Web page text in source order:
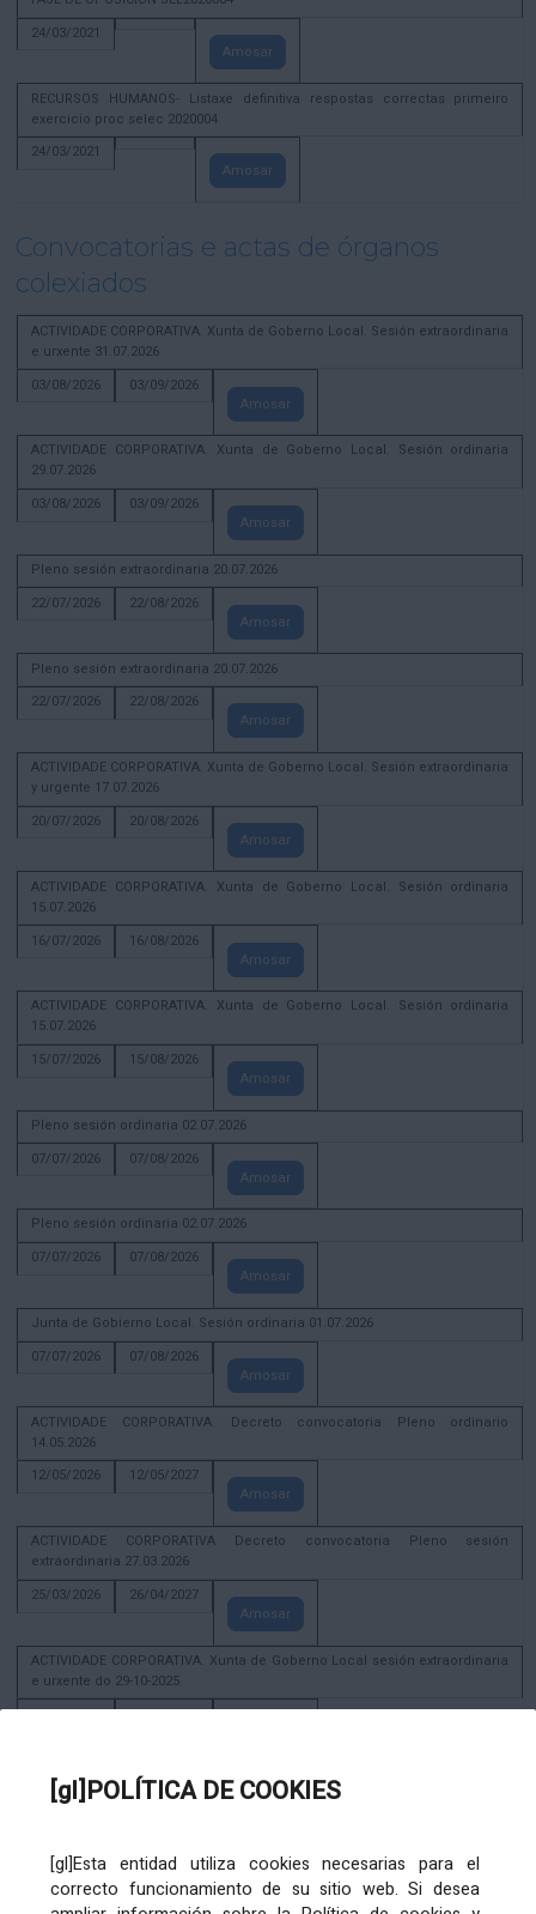
[gl]POLÍTICA DE COOKIES
[gl]Esta entidad utiliza cookies necesarias para el
correcto funcionamiento de su sitio web. Si desea
24/03/2021
Amosar
RECURSOS HUMANOS- Listaxe definitiva respostas correctas primeiro
exercicio proc selec 2020004
24/03/2021
Amosar
Convocatorias e actas de órganos
colexiados
ACTIVIDADE CORPORATIVA. Xunta de Goberno Local. Sesión extraordinaria
e urxente 31.07.2026
03/08/2026
03/09/2026
Amosar
ACTIVIDADE CORPORATIVA. Xunta de Goberno Local. Sesión ordinaria
29.07.2026
03/08/2026
03/09/2026
Amosar
Pleno sesión extraordinaria 20.07.2026
22/07/2026
22/08/2026
Amosar
Pleno sesión extraordinaria 20.07.2026
22/07/2026
22/08/2026
Amosar
ACTIVIDADE CORPORATIVA. Xunta de Goberno Local. Sesión extraordinaria
y urgente 17.07.2026
20/07/2026
20/08/2026
Amosar
ACTIVIDADE CORPORATIVA. Xunta de Goberno Local. Sesión ordinaria
15.07.2026
16/07/2026
16/08/2026
Amosar
ACTIVIDADE CORPORATIVA. Xunta de Goberno Local. Sesión ordinaria
15.07.2026
15/07/2026
15/08/2026
Amosar
Pleno sesión ordinaria 02.07.2026
07/07/2026
07/08/2026
Amosar
Pleno sesión ordinaria 02.07.2026
07/07/2026
07/08/2026
Amosar
Junta de Gobierno Local. Sesión ordinaria 01.07.2026
07/07/2026
07/08/2026
Amosar
ACTIVIDADE CORPORATIVA. Decreto convocatoria Pleno ordinario
14.05.2026
12/05/2026
12/05/2027
Amosar
ACTIVIDADE CORPORATIVA Decreto convocatoria Pleno sesión
extraordinaria 27.03.2026
25/03/2026
26/04/2027
Amosar
ACTIVIDADE CORPORATIVA. Xunta de Goberno Local sesión extraordinaria
e urxente do 29-10-2025
29/10/2025
29/11/2026
ACTIVIDADE CORPORATIVA. Decreto de convocatoria da sesión
constitutiva da Xunta de Goberno Local extraordinaria e urxente 21.6.2023
Xunta de Goberno Local extraordinaria e urxente 01.08.2022